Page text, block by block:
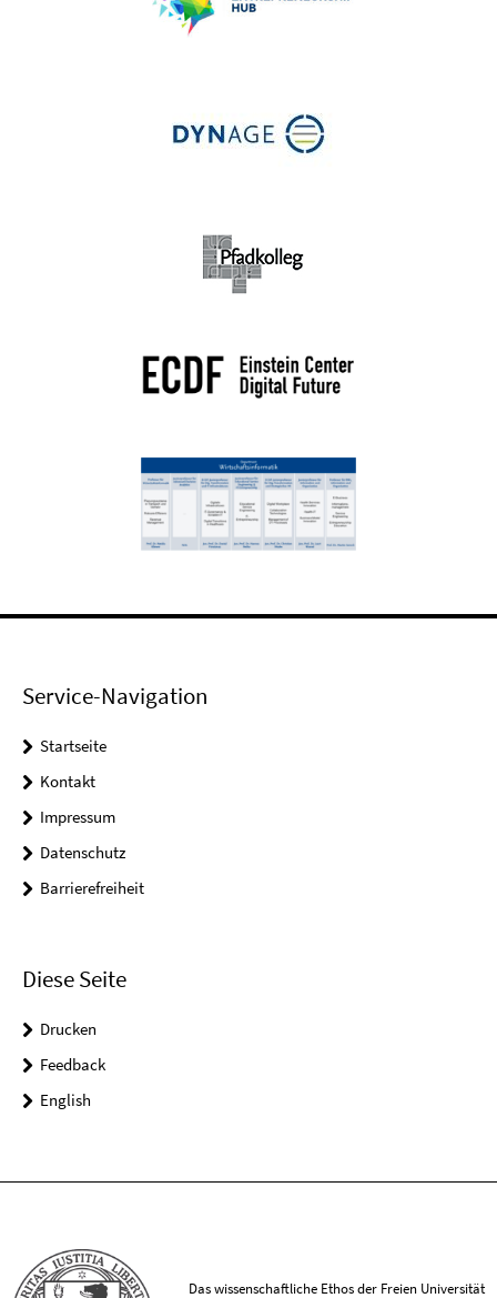
Service-Navigation
Startseite
Kontakt
Impressum
Datenschutz
Barrierefreiheit
Diese Seite
Drucken
Feedback
English
Das wissenschaftliche Ethos der Freien Universität